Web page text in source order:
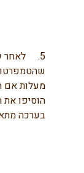
5.
מעלות אם
הוסיפו
בערכה